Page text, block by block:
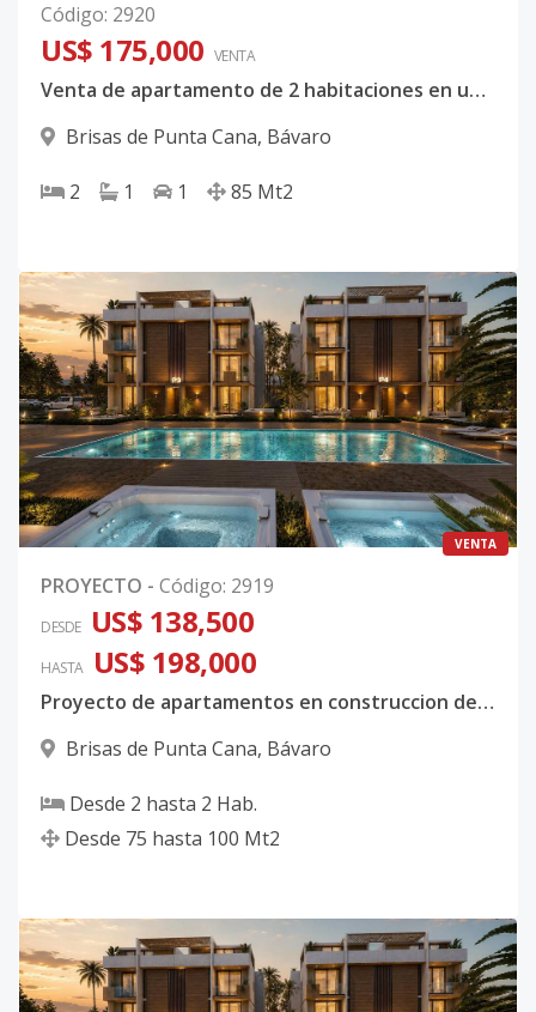
Código: 2920
US$ 175,000 VENTA
Venta de apartamento de 2 habitaciones en un 1er nivel con Jacuzzi y patio frontal
Brisas de Punta Cana, Bávaro
2 1 1 85 Mt2
VENTA
PROYECTO - Código: 2919
DESDE US$ 138,500
HASTA US$ 198,000
Proyecto de apartamentos en construccion de 2 habitaciones en Brisas de Punta Cana
Brisas de Punta Cana, Bávaro
Desde 2 hasta 2 Hab.
Desde 75 hasta 100 Mt2